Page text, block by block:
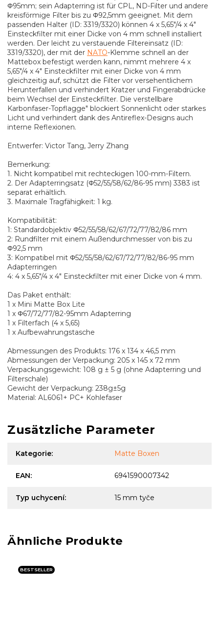
Φ95mm; sein Adapterring ist für CPL, ND-Filter und andere
kreisförmige Filter bis zu Φ92,5mm geeignet. Mit dem
passenden Halter (ID: 3319/3320) können 4 x 5,65"/4 x 4"
Einsteckfilter mit einer Dicke von 4 mm schnell installiert
werden. Der leicht zu verstauende Filtereinsatz (ID:
3319/3320), der mit der NATO-Klemme schnell an der
Mattebox befestigt werden kann, nimmt mehrere 4 x
5,65"/4 x 4" Einsteckfilter mit einer Dicke von 4 mm
gleichzeitig auf, schützt die Filter vor versehentlichem
Herunterfallen und verhindert Kratzer und Fingerabdrücke
beim Wechsel der Einsteckfilter. Die verstellbare
Karbonfaser-Topflagge" blockiert Sonnenlicht oder starkes
Licht und verhindert dank des Antireflex-Designs auch
interne Reflexionen.
Entwerfer: Victor Tang, Jerry Zhang
Bemerkung:
1. Nicht kompatibel mit rechteckigen 100-mm-Filtern.
2. Der Adapterringsatz (Φ52/55/58/62/86-95 mm) 3383 ist
separat erhältlich.
3. Maximale Tragfähigkeit: 1 kg.
Kompatibilität:
1: Standardobjektiv Φ52/55/58/62/67/72/77/82/86 mm
2: Rundfilter mit einem Außendurchmesser von bis zu
Φ92,5 mm
3: Kompatibel mit Φ52/55/58/62/67/72/77/82/86-95 mm
Adapterringen
4: 4 x 5,65"/4 x 4" Einsteckfilter mit einer Dicke von 4 mm.
Das Paket enthält:
1 x Mini Matte Box Lite
1 x Φ67/72/77/82-95mm Adapterring
1 x Filterfach (4 x 5,65)
1 x Aufbewahrungstasche
Abmessungen des Produkts: 176 x 134 x 46,5 mm
Abmessungen der Verpackung: 205 x 145 x 72 mm
Verpackungsgewicht: 108 g ± 5 g (ohne Adapterring und
Filterschale)
Gewicht der Verpackung: 238g±5g
Material: AL6061+ PC+ Kohlefaser
Zusätzliche Parameter
Kategorie: Matte Boxen
EAN: 6941590007342
Typ uchycení: 15 mm tyče
BESTSELLER